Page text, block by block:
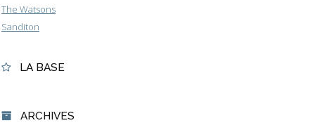
The Watsons
Sanditon
LA BASE
ARCHIVES